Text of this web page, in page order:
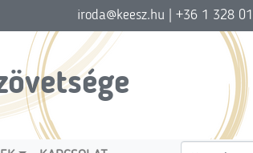
iroda@keesz.hu | +36 1 328